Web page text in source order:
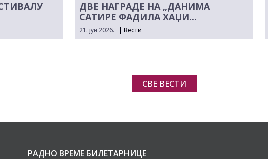
ДВЕ НАГРАДЕ НА „ДАНИМА
САТИРЕ ФАДИЛА ХАЏИ...
21. јун 2026. | Вести
СВЕ ВЕСТИ
РАДНО ВРЕМЕ БИЛЕТАРНИЦЕ